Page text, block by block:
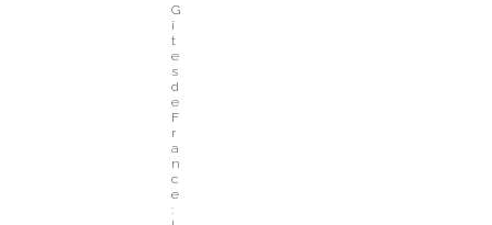
G
î
t
e
s
d
e
F
r
a
n
c
e
: